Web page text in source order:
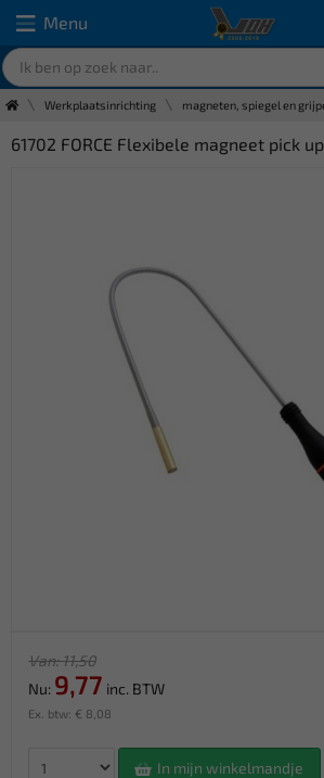
Menu
Werkplaatsinrichting magneten, spiegel en
61702 FORCE Flexibele magneet pick
Van: 11,50
Nu: 9,77 inc. BTW
Ex. btw: € 8,08
In mijn winkelmandje